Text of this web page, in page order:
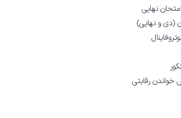
نهایی
(دی و نهایی)
رقابتی